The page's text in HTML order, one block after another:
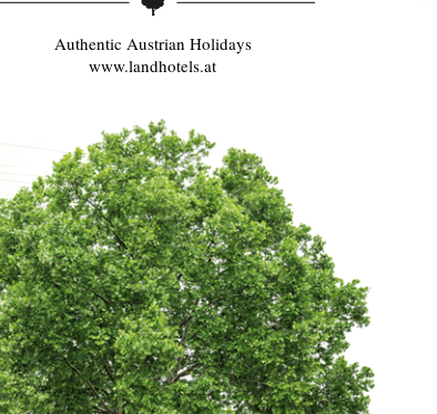
Authentic Austrian Holidays
www.landhotels.at